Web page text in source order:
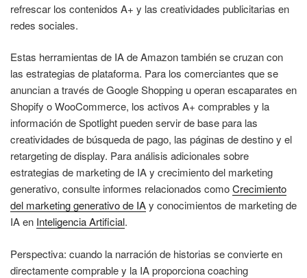
refrescar los contenidos A+ y las creatividades publicitarias en
redes sociales.
Estas herramientas de IA de Amazon también se cruzan con
las estrategias de plataforma. Para los comerciantes que se
anuncian a través de Google Shopping u operan escaparates en
Shopify o WooCommerce, los activos A+ comprables y la
información de Spotlight pueden servir de base para las
creatividades de búsqueda de pago, las páginas de destino y el
retargeting de display. Para análisis adicionales sobre
estrategias de marketing de IA y crecimiento del marketing
generativo, consulte informes relacionados comoCrecimiento
del marketing generativo de IAy conocimientos de marketing de
IA en Inteligencia Artificial.
Perspectiva: cuando la narración de historias se convierte en
directamente comprable y la IA proporciona coaching